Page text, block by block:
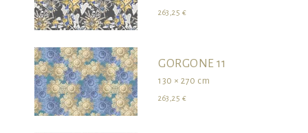
263,25 €
GORGONE 11
130 × 270 cm
263,25 €